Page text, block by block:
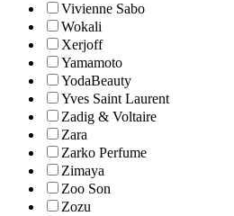
Vivienne Sabo
Wokali
Xerjoff
Yamamoto
YodaBeauty
Yves Saint Laurent
Zadig & Voltaire
Zara
Zarko Perfume
Zimaya
Zoo Son
Zozu